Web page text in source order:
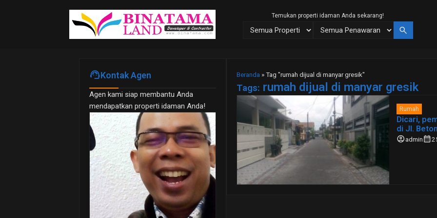
Temukan properti idaman Anda sekarang!
search
Beranda »Tag "rumah dijual di manyar gresik"
Tags: rumah dijual di manyar gresik
Rumah
Dicari,
di Jl.
account_circleadmincalendar_month
support_agentKontak Agen
Agen kami siap membantu Anda
mendapatkan properti idaman Anda!